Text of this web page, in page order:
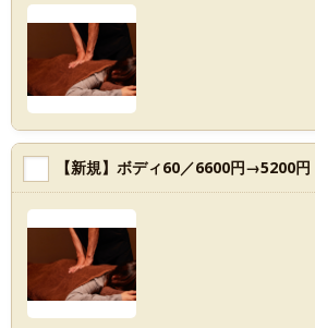
【新規】ボディ60／6600円→5200円